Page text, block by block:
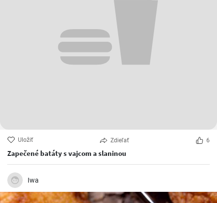
Uložiť Zdieľať 6
Zapečené batáty s vajcom a slaninou
Iwa